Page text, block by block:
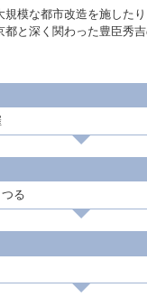
規模な都市改造を施した
都と深く関わった豊臣秀
る